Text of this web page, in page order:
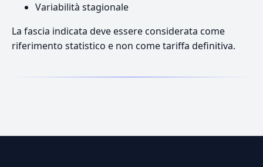
Variabilità stagionale
La fascia indicata deve essere considerata come
riferimento statistico e non come tariffa definitiva.